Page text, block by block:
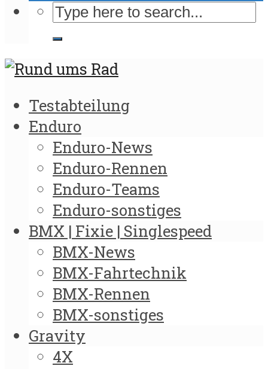
Testabteilung
Enduro
Enduro-News
Enduro-Rennen
Enduro-Teams
Enduro-sonstiges
BMX | Fixie | Singlespeed
BMX-News
BMX-Fahrtechnik
BMX-Rennen
BMX-sonstiges
Gravity
4X